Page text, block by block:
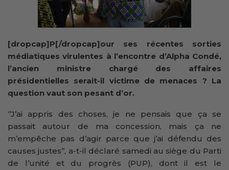
[dropcap]P[/dropcap]our ses récentes sorties
médiatiques virulentes à l’encontre d’Alpha Condé,
l’ancien ministre chargé des affaires
présidentielles serait-il victime de menaces ? La
question vaut son pesant d’or.
‘’J’ai appris des choses, je ne pensais que ça se
passait autour de ma concession, mais ça ne
m’empêche pas d’agir parce que j’ai défendu des
causes justes’’, a-t-il déclaré samedi au siège du Parti
de l’unité et du progrès (PUP), dont il est le